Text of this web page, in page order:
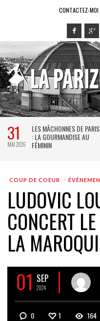
CONTACTEZ-MOI
29
MAI 2026
EXPO CALDER, LE ROI DU
FIL DE FER, UN BON GOÛT
D’ENFANCE
COUP DE COEUR
LUDOVIC
CONCERT
LA
01 SEP
2024
0 1 164